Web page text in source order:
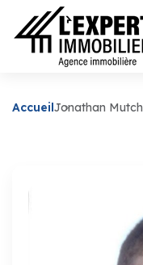
AccueilJonathan Mutch